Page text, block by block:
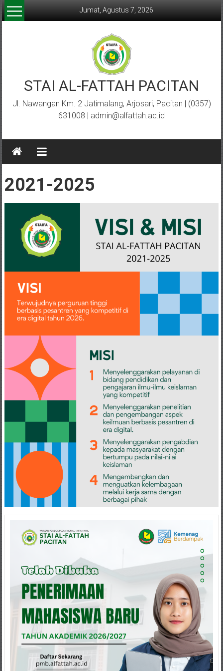
Lompat
ke
Jumat, Agustus 7, 2026
STAI AL-FATTAH PACITAN
Jl. Nawangan Km. 2 Jatimalang, Arjosari, Pacitan | (0357)
631008 | admin@alfattah.ac.id
2021-2025